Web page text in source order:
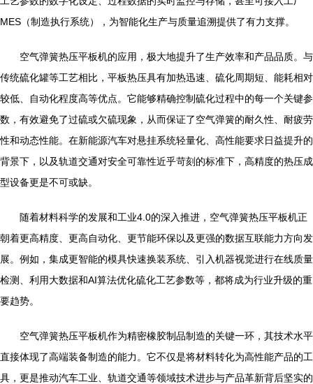
MES（制造执行系统），为智能化生产与质量追溯提供了有力支撑。
空气弹簧热压平板机的应用，极大地提升了生产效率和产品品质。与
传统硫化罐等工艺相比，平板热压具有加热迅速、硫化周期短、能耗相对
较低、自动化程度高等优点。它能够精确控制硫化过程中的每一个关键参
数，有效避免了过硫或欠硫现象，从而保证了空气弹簧的耐久性、耐疲劳
性和动态性能。在新能源汽车对悬挂系统轻量化、高性能要求日益提升的
背景下，以及轨道交通对安全可靠性近乎苛刻的标准下，高精度的热压成
型设备更是不可或缺。
随着材料科学的发展和工业4.0的深入推进，空气弹簧热压平板机正
朝着更高精度、更高自动化、更节能环保以及更强的数据互联能力方向发
展。例如，集成更智能的模具快速换装系统、引入机器视觉进行在线质量
检测、利用大数据和AI算法优化硫化工艺参数等，都将成为行业升级的重
要趋势。
空气弹簧热压平板机作为精密橡胶制品制造的关键一环，其技术水平
直接体现了高端装备制造的能力。它不仅是将材料转化为高性能产品的工
具，更是推动汽车工业、轨道交通等领域技术进步与产品革新背后坚实的